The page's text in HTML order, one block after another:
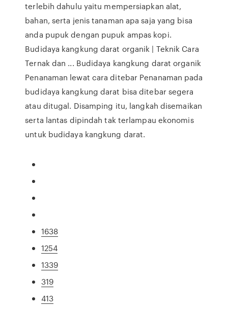
terlebih dahulu yaitu mempersiapkan alat,
bahan, serta jenis tanaman apa saja yang bisa
anda pupuk dengan pupuk ampas kopi.
Budidaya kangkung darat organik | Teknik Cara
Ternak dan ... Budidaya kangkung darat organik
Penanaman lewat cara ditebar Penanaman pada
budidaya kangkung darat bisa ditebar segera
atau ditugal. Disamping itu, langkah disemaikan
serta lantas dipindah tak terlampau ekonomis
untuk budidaya kangkung darat.
1638
1254
1339
319
413